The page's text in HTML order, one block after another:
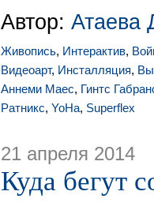
Автор: Атаева
Живопись, Интерактив,
Видеоарт, Инсталляция,
Аннеми Маес, Гинтс
Ратникс, YoHa, Superflex
21 апреля 2014
Куда бегут